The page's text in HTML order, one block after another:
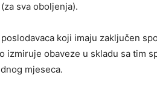
sva oboljenja).
koji imaju zaključen
izmiruje obaveze u skladu sa tim
mjeseca.